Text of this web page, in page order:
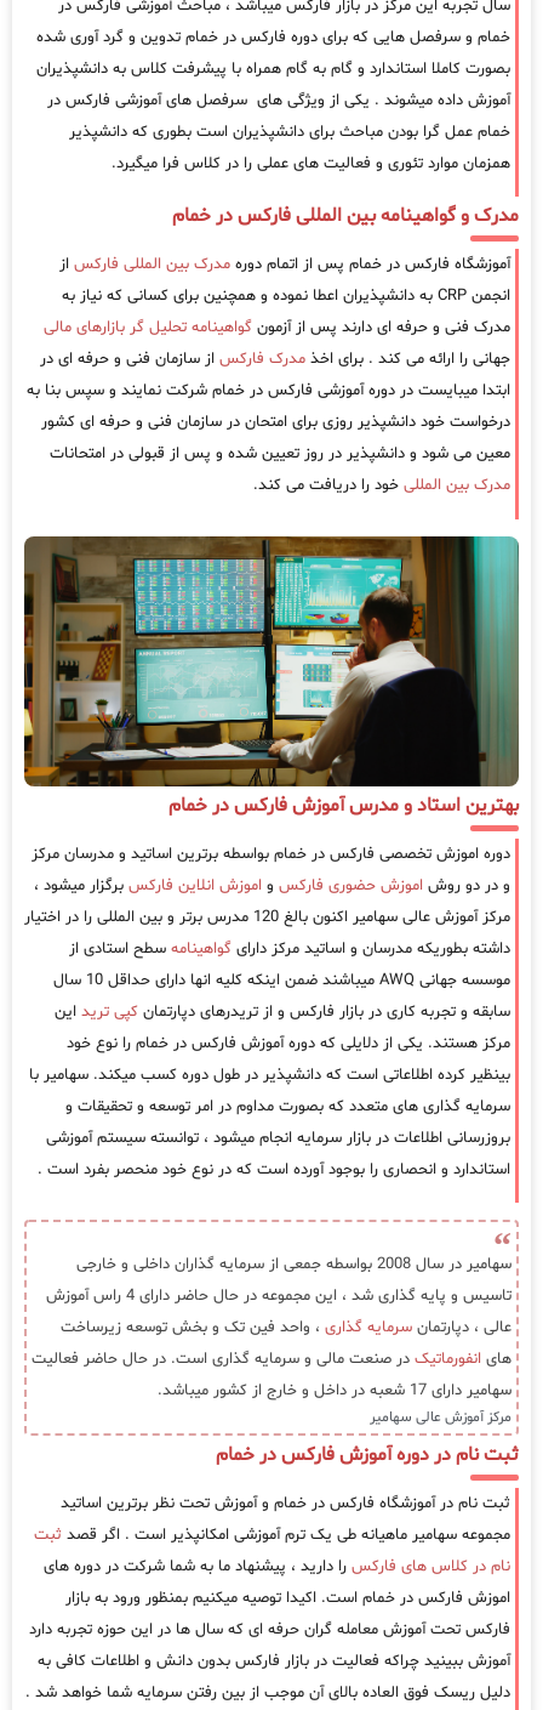
سال تجربه این مرکز در بازار فارکس میباشد ، مباحث آموزشی فارکس در
خمام و سرفصل هایی که برای دوره فارکس در خمام تدوین و گرد آوری شده
بصورت کاملا استاندارد و گام به گام همراه با پیشرفت کلاس به دانشپذیران
آموزش داده میشوند . یکی از ویژگی های سرفصل های آموزشی فارکس در
خمام عمل گرا بودن مباحث برای دانشپذیران است بطوری که دانشپذیر
همزمان موارد تئوری و فعالیت های عملی را در کلاس فرا میگیرد.
مدرک و گواهینامه بین المللی فارکس در خمام
آموزشگاه فارکس در خمام پس از اتمام دوره مدرک بین المللی فارکس از
انجمن CRP به دانشپذیران اعطا نموده و همچنین برای کسانی که نیاز به
مدرک فنی و حرفه ای دارند پس از آزمون گواهینامه تحلیل گر بازارهای مالی
جهانی را ارائه می کند . برای اخذ مدرک فارکس از سازمان فنی و حرفه ای در
ابتدا میبایست در دوره آموزشی فارکس در خمام شرکت نمایند و سپس بنا به
درخواست خود دانشپذیر روزی برای امتحان در سازمان فنی و حرفه ای کشور
معین می شود و دانشپذیر در روز تعیین شده و پس از قبولی در امتحانات
مدرک بین المللی خود را دریافت می کند.
بهترین استاد و مدرس آموزش فارکس در خمام
دوره اموزش تخصصی فارکس در خمام بواسطه برترین اساتید و مدرسان مرکز
و در دو روش اموزش حضوری فارکس و اموزش انلاین فارکس برگزار میشود ،
مرکز آموزش عالی سهامیر اکنون بالغ 120 مدرس برتر و بین المللی را در اختیار
داشته بطوریکه مدرسان و اساتید مرکز دارای گواهینامه سطح استادی از
موسسه جهانی AWQ میباشند ضمن اینکه کلیه انها دارای حداقل 10 سال
سابقه و تجربه کاری در بازار فارکس و از تریدرهای دپارتمان کپی ترید این
مرکز هستند. یکی از دلایلی که دوره آموزش فارکس در خمام را نوع خود
بینظیر کرده اطلاعاتی است که دانشپذیر در طول دوره کسب میکند. سهامیر با
سرمایه گذاری های متعدد که بصورت مداوم در امر توسعه و تحقیقات و
بروزرسانی اطلاعات در بازار سرمایه انجام میشود ، توانسته سیستم آموزشی
استاندارد و انحصاری را بوجود آورده است که در نوع خود منحصر بفرد است .
سهامیر در سال 2008 بواسطه جمعی از سرمایه گذاران داخلی و خارجی
تاسیس و پایه گذاری شد ، این مجموعه در حال حاضر دارای 4 راس آموزش
عالی ، دپارتمان سرمایه گذاری ، واحد فین تک و بخش توسعه زیرساخت
های انفورماتیک در صنعت مالی و سرمایه گذاری است. در حال حاضر فعالیت
سهامیر دارای 17 شعبه در داخل و خارج از کشور میباشد.
مرکز آموزش عالی سهامیر
ثبت نام در دوره آموزش فارکس در خمام
ثبت نام در آموزشگاه فارکس در خمام و آموزش تحت نظر برترین اساتید
مجموعه سهامیر ماهیانه طی یک ترم آموزشی امکانپذیر است . اگر قصد ثبت
نام در کلاس های فارکس را دارید ، پیشنهاد ما به شما شرکت در دوره های
اموزش فارکس در خمام است. اکیدا توصیه میکنیم بمنظور ورود به بازار
فارکس تحت آموزش معامله گران حرفه ای که سال ها در این حوزه تجربه دارد
آموزش ببینید چراکه فعالیت در بازار فارکس بدون دانش و اطلاعات کافی به
دلیل ریسک فوق العاده بالای آن موجب از بین رفتن سرمایه شما خواهد شد .